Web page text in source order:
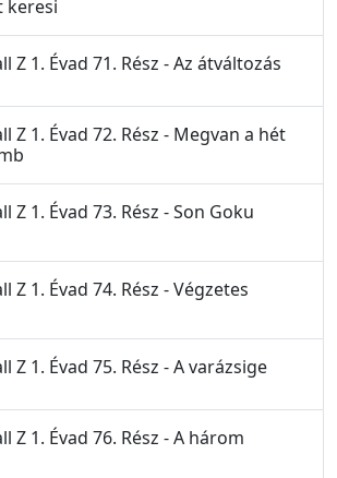
keresi
Z 1. Évad 71. Rész - Az átváltozás
Z 1. Évad 72. Rész - Megvan a hét
Z 1. Évad 73. Rész - Son Goku
Z 1. Évad 74. Rész - Végzetes
Z 1. Évad 75. Rész - A varázsige
Z 1. Évad 76. Rész - A három